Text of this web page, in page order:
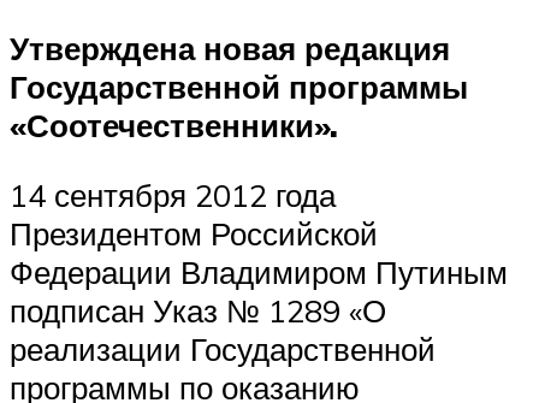
Утверждена новая редакция
Государственной программы
«Соотечественники».
14 сентября 2012 года
Президентом Российской
Федерации Владимиром Путиным
подписан Указ № 1289 «О
реализации Государственной
программы по оказанию